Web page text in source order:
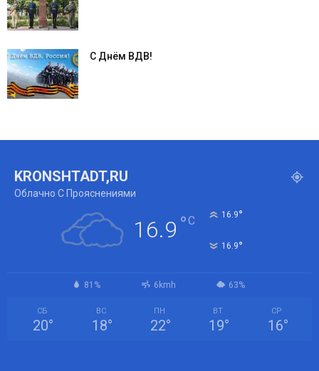
С Днём ВДВ!
KRONSHTADT,RU
Облачно С Прояснениями
16.9 °C 16.9°
16.9°
81% 6kmh 63%
СБ
20°
ВС
18°
ПН
22°
ВТ
19°
СР
16°